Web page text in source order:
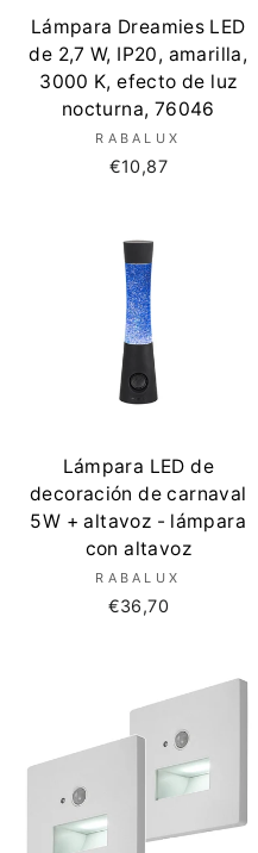
Lámpara Dreamies LED
de 2,7 W, IP20, amarilla,
3000 K, efecto de luz
nocturna, 76046
RABALUX
€10,87
Lámpara LED de
decoración de carnaval
5W + altavoz - lámpara
con altavoz
RABALUX
€36,70